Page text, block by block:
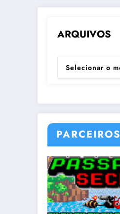
ARQUIVOS
ARQUIVOS
PARCEIROS